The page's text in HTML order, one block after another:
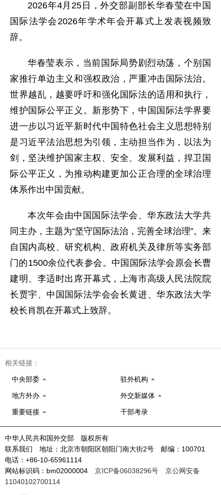
2026年4月25日，外交部副部长华春莹在中国
国际法学会2026年学术年会开幕式上发表视频致
辞。
华春莹表示，当前国际局势剧烈动荡，个别国
家推行单边主义和强权政治，严重冲击国际法治。
世界越乱，越要呼吁和强化国际法的适用和执行，
维护国际公平正义。新形势下，中国国际法学界要
进一步以习近平新时代中国特色社会主义思想特别
是习近平法治思想为引领，主动担当作为，以法为
剑，坚决维护国家主权、安全、发展利益，捍卫国
际公平正义，为推动构建更加公正合理的全球治理
体系作出中国贡献。
本次年会由中国国际法学会、华东政法大学共
同主办，主题为“坚守国际法治，完善全球治理”。来
自国内高校、研究机构、政府机关及律所等实务部
门的1500余位代表参会。中国国际法学会原会长曹
建明、李适时出席开幕式，上海市高级人民法院院
长贾宇、中国国际法学会会长黄进、华东政法大学
校长肖凯在开幕式上致辞。
相关链接：
中央部委 驻外机构
地方外办 外交新媒体
重要链接 干部考录
中华人民共和国外交部 版权所有
联系我们 地址：北京市朝阳区朝阳门南大街2号 邮编：100701
电话：+86-10-65961114
网站标识码：bm02000004 京ICP备06038296号
京公网安备
11040102700114